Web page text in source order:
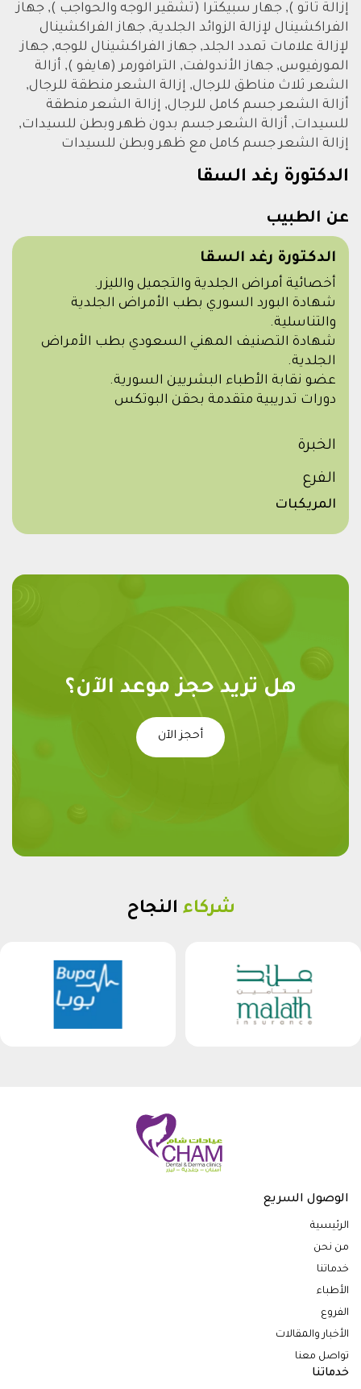
إزالة تاتو ), جهار سبيكترا (تشقير الوجه والحواجب ), جهاز
الفراكشينال لإزالة الزوائد الجلدية, جهاز الفراكشينال
لإزالة علامات تمدد الجلد, جهاز الفراكشينال للوجه, جهاز
المورفيوس, جهاز الأندولفت, الترافورمر (هايفو ), أزالة
الشعر ثلاث مناطق للرجال, إزالة الشعر منطقة للرجال,
أزالة الشعر جسم كامل للرجال, إزالة الشعر منطقة
للسيدات, أزالة الشعر جسم بدون ظهر وبطن للسيدات,
إزالة الشعر جسم كامل مع ظهر وبطن للسيدات
الدكتورة رغد السقا
عن الطبيب
الدكتورة رغد السقا
أخصائية أمراض الجلدية والتجميل والليزر.
شهادة البورد السوري بطب الأمراض الجلدية
والتناسلية.
شهادة التصنيف المهني السعودي بطب الأمراض
الجلدية.
عضو نقابة الأطباء البشريين السورية.
دورات تدريبية متقدمة بحقن البوتكس
الخبرة
الفرع
المريكبات
هل تريد حجز موعد الآن؟
أحجز الآن
شركاء النجاح
الوصول السريع
الرئيسية
من نحن
خدماتنا
الأطباء
الفروع
الأخبار والمقالات
تواصل معنا
خدماتنا